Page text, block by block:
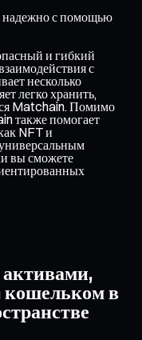
надежно с помощью
и гибкий
с
несколько
легко хранить,
Matchain. Помимо
также помогает
NFT и
вы сможете
в